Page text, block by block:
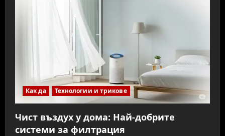
Как да Технологии и трикове
Чист въздух у дома: Най-добрите
системи за филтрация